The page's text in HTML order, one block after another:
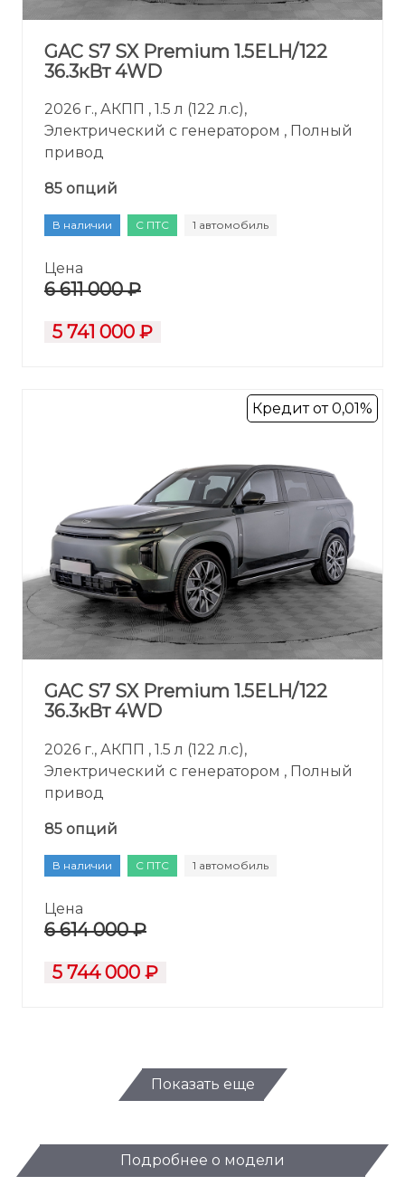
GAC S7 SX Premium 1.5ELH/122
36.3кВт 4WD
2026 г., АКПП , 1.5 л (122 л.с),
Электрический с генератором , Полный
привод
85 опций
В наличии С ПТС 1 автомобиль
Цена
6 611 000 ₽
5 741 000 ₽
Кредит от 0,01%
GAC S7 SX Premium 1.5ELH/122
36.3кВт 4WD
2026 г., АКПП , 1.5 л (122 л.с),
Электрический с генератором , Полный
привод
85 опций
В наличии С ПТС 1 автомобиль
Цена
6 614 000 ₽
5 744 000 ₽
Показать еще
Подробнее о модели